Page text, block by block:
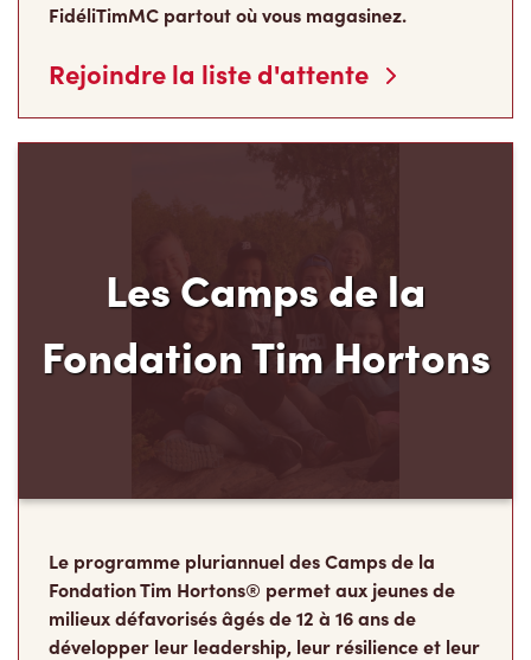
FidéliTimMC partout où vous magasinez.
Rejoindre la liste d'attente
Les Camps de la
Fondation Tim Hortons
Le programme pluriannuel des Camps de la
Fondation Tim Hortons® permet aux jeunes de
milieux défavorisés âgés de 12 à 16 ans de
développer leur leadership, leur résilience et leur